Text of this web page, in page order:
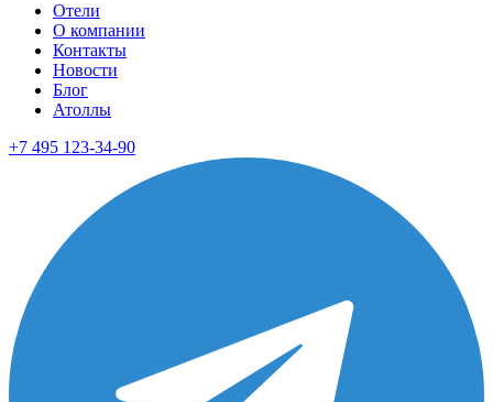
Отели
О компании
Контакты
Новости
Блог
Атоллы
+7 495 123-34-90